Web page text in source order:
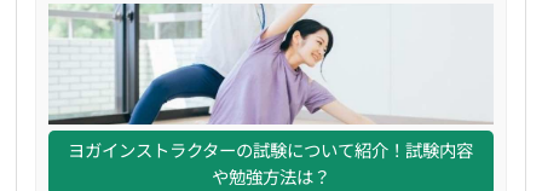
ヨガインストラクターの試験について紹介！試験内容
や勉強方法は？